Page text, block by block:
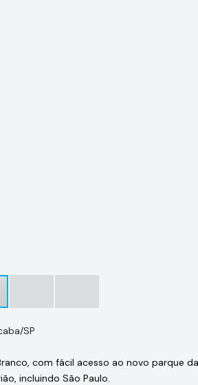
SP
com fácil acesso ao novo parque
incluindo São Paulo.